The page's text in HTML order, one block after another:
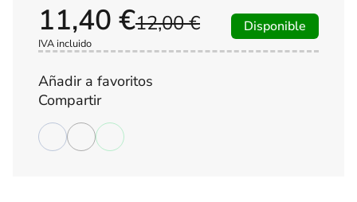
12,00 €
11,40 €
IVA incluido
Disponible
Añadir a favoritos
Compartir